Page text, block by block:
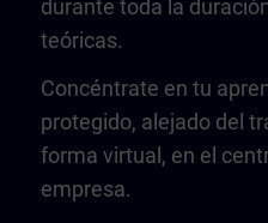
durante toda la
teóricas.
Concéntrate en tu
protegido, alejado del
forma virtual, en el
empresa.